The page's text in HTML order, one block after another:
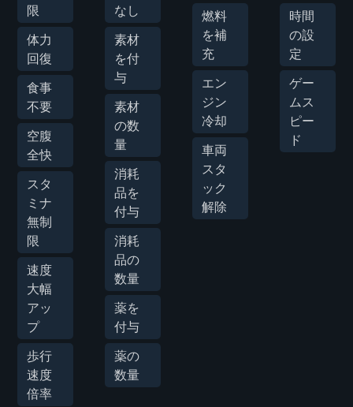
限
体力
回復
食事
不要
空腹
全快
スタ
ミナ
無制
限
速度
大幅
アッ
プ
歩行
速度
倍率
なし
素材
を付
与
素材
の数
量
消耗
品を
付与
消耗
品の
数量
薬を
付与
薬の
数量
燃料
を補
充
エン
ジン
冷却
車両
スタ
ック
解除
時間
の設
定
ゲー
ムス
ピー
ド